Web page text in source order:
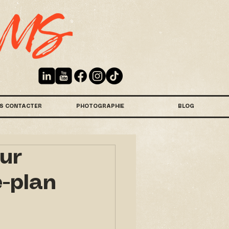
plan
CONTACTER PHOTOGRAPHIE BLOG